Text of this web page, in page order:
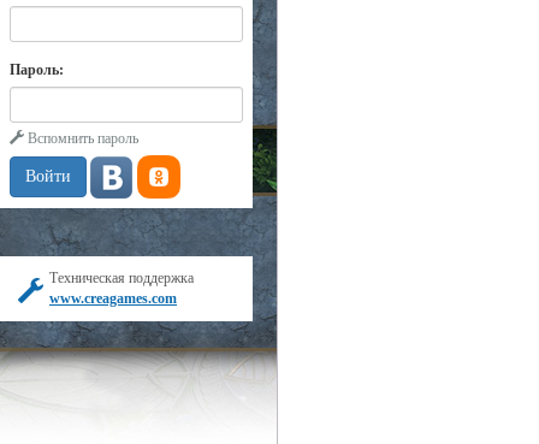
Пароль:
Вспомнить пароль
Техническая поддержка
www.creagames.com